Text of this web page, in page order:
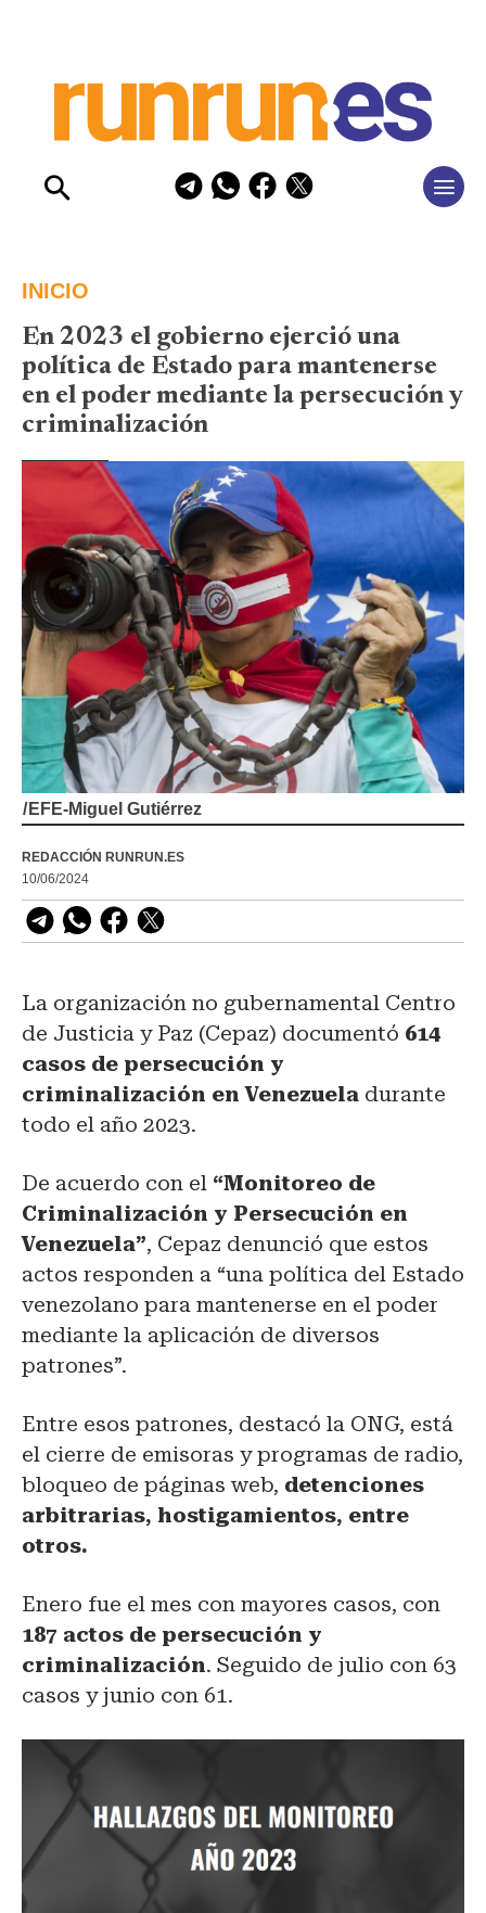
INICIO
En 2023 el gobierno ejerció una
política de Estado para mantenerse
en el poder mediante la persecución y
criminalización
/ EFE-Miguel Gutiérrez
REDACCIÓN RUNRUN.ES
10/06/2024
La organización no gubernamental Centro
de Justicia y Paz (Cepaz) documentó 614
casos de persecución y
criminalización en Venezuela durante
todo el año 2023.
De acuerdo con el “Monitoreo de
Criminalización y Persecución en
Venezuela”, Cepaz denunció que estos
actos responden a “una política del Estado
venezolano para mantenerse en el poder
mediante la aplicación de diversos
patrones”.
Entre esos patrones, destacó la ONG, está
el cierre de emisoras y programas de radio,
bloqueo de páginas web, detenciones
arbitrarias, hostigamientos, entre
otros.
Enero fue el mes con mayores casos, con
187 actos de persecución y
criminalización. Seguido de julio con 63
casos y junio con 61.